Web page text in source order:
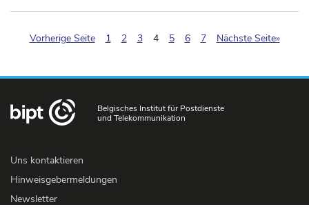
Vorherige Seite 1 2 3 4(pagination.current)
5 6 7 Nächste Seite»
Belgisches Institut für Postdienste
und Telekommunikation
Uns kontaktieren
Hinweisgebermeldungen
Newsletter